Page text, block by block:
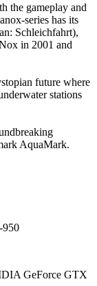
the gameplay and
series has its
Schleichfahrt),
in 2001 and
future where
stations
AquaMark.
GeForce GTX